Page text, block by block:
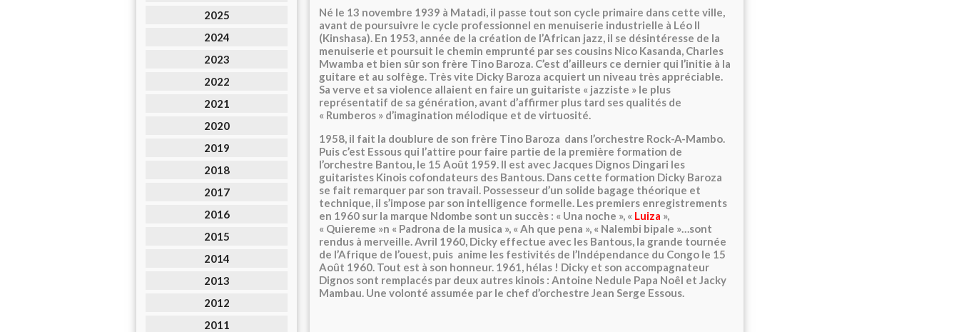
2025
2024
2023
2022
2021
2020
2019
2018
2017
2016
2015
2014
2013
2012
2011
Né le 13 novembre 1939 à Matadi, il passe tout son cycle primaire dans cette ville,
avant de poursuivre le cycle professionnel en menuiserie industrielle à Léo II
(Kinshasa). En 1953, année de la création de l’African jazz, il se désintéresse de la
menuiserie et poursuit le chemin emprunté par ses cousins Nico Kasanda, Charles
Mwamba et bien sûr son frère Tino Baroza. C’est d’ailleurs ce dernier qui l’initie à la
guitare et au solfège. Très vite Dicky Baroza acquiert un niveau très appréciable.
Sa verve et sa violence allaient en faire un guitariste « jazziste » le plus
représentatif de sa génération, avant d’affirmer plus tard ses qualités de
« Rumberos » d’imagination mélodique et de virtuosité.
1958, il fait la doublure de son frère Tino Baroza dans l’orchestre Rock-A-Mambo.
Puis c’est Essous qui l’attire pour faire partie de la première formation de
l’orchestre Bantou, le 15 Août 1959. Il est avec Jacques Dignos Dingari les
guitaristes Kinois cofondateurs des Bantous. Dans cette formation Dicky Baroza
se fait remarquer par son travail. Possesseur d’un solide bagage théorique et
technique, il s’impose par son intelligence formelle. Les premiers enregistrements
en 1960 sur la marque Ndombe sont un succès : « Una noche », « Luiza »,
« Quiereme »n « Padrona de la musica », « Ah que pena », « Nalembi bipale »…sont
rendus à merveille. Avril 1960, Dicky effectue avec les Bantous, la grande tournée
de l’Afrique de l’ouest, puis anime les festivités de l’Indépendance du Congo le 15
Août 1960. Tout est à son honneur. 1961, hélas ! Dicky et son accompagnateur
Dignos sont remplacés par deux autres kinois : Antoine Nedule Papa Noêl et Jacky
Mambau. Une volonté assumée par le chef d’orchestre Jean Serge Essous.